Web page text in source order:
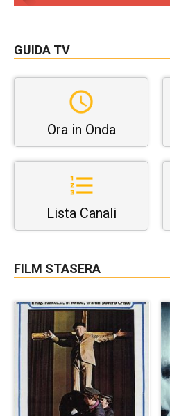
GUIDA TV
Ora in Onda
Lista Canali
FILM STASERA